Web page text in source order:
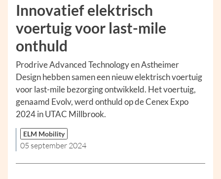
Innovatief elektrisch
voertuig voor last-mile
onthuld
Prodrive Advanced Technology en Astheimer
Design hebben samen een nieuw elektrisch voertuig
voor last-mile bezorging ontwikkeld. Het voertuig,
genaamd Evolv, werd onthuld op de Cenex Expo
2024 in UTAC Millbrook.
ELM Mobility
05 september 2024